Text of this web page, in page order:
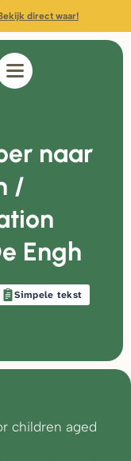
direct waar!
naar
/
Engh
Simpele tekst
children aged